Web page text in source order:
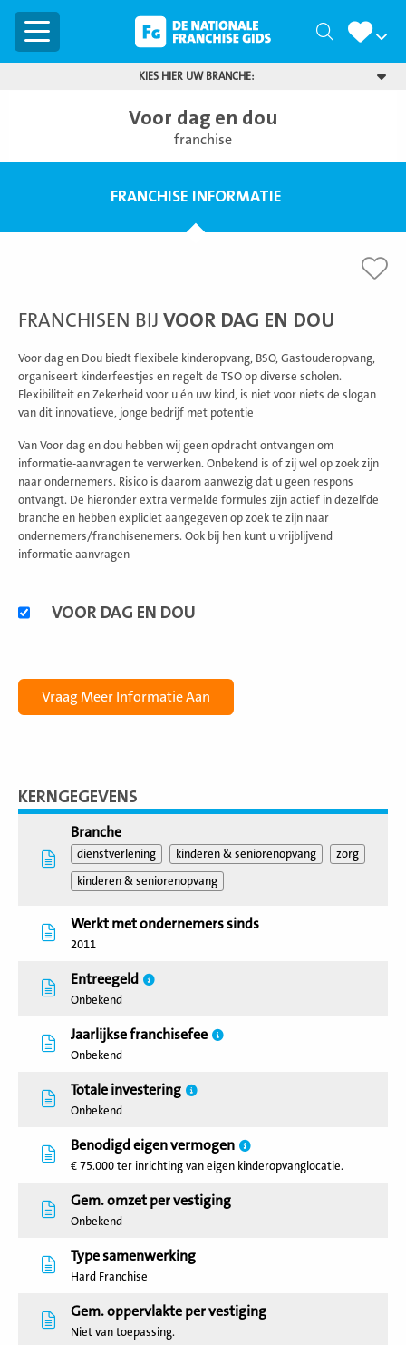
Menu Zoeken
KIES HIER UW BRANCHE:
Voor dag en dou
franchise
FRANCHISE INFORMATIE
FRANCHISEN BIJ VOOR DAG EN DOU
Voor dag en Dou biedt flexibele kinderopvang, BSO, Gastouderopvang,
organiseert kinderfeestjes en regelt de TSO op diverse scholen.
Flexibiliteit en Zekerheid voor u én uw kind, is niet voor niets de slogan
van dit innovatieve, jonge bedrijf met potentie
Van Voor dag en dou hebben wij geen opdracht ontvangen om
informatie-aanvragen te verwerken. Onbekend is of zij wel op zoek zijn
naar ondernemers. Risico is daarom aanwezig dat u geen respons
ontvangt. De hieronder extra vermelde formules zijn actief in dezelfde
branche en hebben expliciet aangegeven op zoek te zijn naar
ondernemers/franchisenemers. Ook bij hen kunt u vrijblijvend
informatie aanvragen
formulesVOOR DAG EN DOU
KERNGEGEVENS
Branche
dienstverlening kinderen & seniorenopvang zorg
kinderen & seniorenopvang
Werkt met ondernemers sinds
2011
Entreegeld
Onbekend
Jaarlijkse franchisefee
Onbekend
Totale investering
Onbekend
Benodigd eigen vermogen
€ 75.000 ter inrichting van eigen kinderopvanglocatie.
Gem. omzet per vestiging
Onbekend
Type samenwerking
Hard Franchise
Gem. oppervlakte per vestiging
Niet van toepassing.